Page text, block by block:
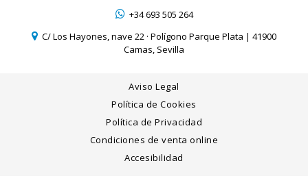
+34 693 505 264
C/ Los Hayones, nave 22 · Polígono Parque Plata | 41900
Camas, Sevilla
Aviso Legal
Política de Cookies
Política de Privacidad
Condiciones de venta online
Accesibilidad